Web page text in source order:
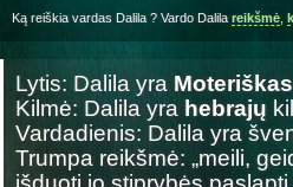
Ką reiškia vardas Dalila ? Vardo Dalila reikšmė
Lytis: Dalila yra Moteriškas
Kilmė: Dalila yra hebrajų
Vardadienis: Dalila yra
Trumpa reikšmė: „meili,